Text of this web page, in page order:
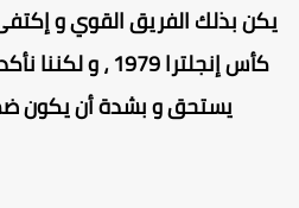
يكن بذلك الفريق القوي و
كأس إنجلترا 1979 ، و
يستحق و بشدة أن يكون